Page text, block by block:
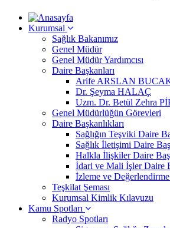
Kurumsal
Sağlık Bakanımız
Genel Müdür
Genel Müdür Yardımcısı
Daire Başkanları
Arife ARSLAN
Dr. Şeyma HALAÇ
Uzm. Dr. Betül Zehra
Genel Müdürlüğün Görevleri
Daire Başkanlıkları
Sağlığın Teşviki Daire
Sağlık İletişimi Daire
Halkla İlişkiler Daire
İdari ve Mali İşler Daire
İzleme ve Değerlendirme
Teşkilat Şeması
Kurumsal Kimlik Kılavuzu
Kamu Spotları
Radyo Spotları